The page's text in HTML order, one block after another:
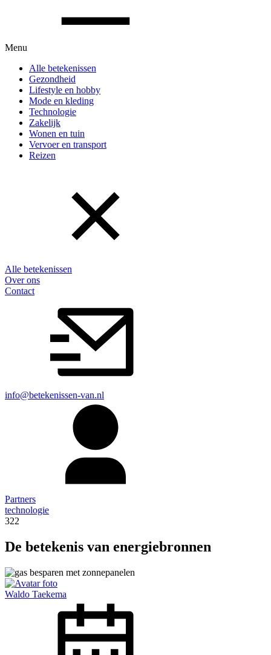
Menu
Alle betekenissen
Gezondheid
Lifestyle en hobby
Mode en kleding
Technologie
Zakelijk
Wonen en tuin
Vervoer en transport
Reizen
Alle betekenissen
Over ons
Contact
info@betekenissen-van.nl
Partners
technologie
322
De betekenis van energiebronnen
Waldo Taekema